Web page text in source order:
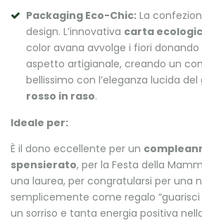
Packaging Eco-Chic: La
design. L’innovativa carta
color avana avvolge i fiori
aspetto artigianale, creando un
bellissimo con l’eleganza lucida del
rosso in raso.
Ideale per:
È il dono eccellente per un
spensierato, per la Festa della
una laurea, per congratularsi per una
semplicemente come regalo
un sorriso e tanta energia positiva